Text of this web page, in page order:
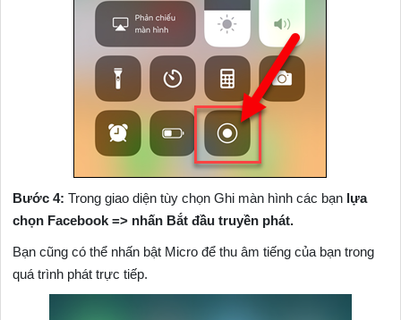
Bước 4: Trong giao diện tùy chọn Ghi màn hình các bạn lựa
chọn Facebook => nhấn Bắt đầu truyền phát.
Bạn cũng có thể nhấn bật Micro để thu âm tiếng của bạn trong
quá trình phát trực tiếp.